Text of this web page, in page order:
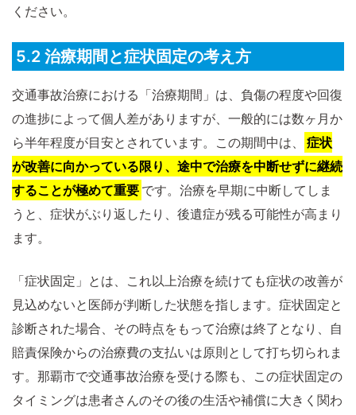
ください。
5.2 治療期間と症状固定の考え方
交通事故治療における「治療期間」は、負傷の程度や回復
の進捗によって個人差がありますが、一般的には数ヶ月か
ら半年程度が目安とされています。この期間中は、
症状
が改善に向かっている限り、途中で治療を中断せずに継続
することが極めて重要 です。治療を早期に中断してしま
うと、症状がぶり返したり、後遺症が残る可能性が高まり
ます。
「症状固定」とは、これ以上治療を続けても症状の改善が
見込めないと医師が判断した状態を指します。症状固定と
診断された場合、その時点をもって治療は終了となり、自
賠責保険からの治療費の支払いは原則として打ち切られま
す。那覇市で交通事故治療を受ける際も、この症状固定の
タイミングは患者さんのその後の生活や補償に大きく関わ